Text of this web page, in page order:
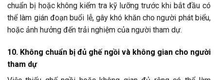
chuẩn bị hoặc không kiểm tra kỹ lưỡng trước khi bắt đầu có
thể làm gián đoạn buổi lễ, gây khó khăn cho người phát biểu,
hoặc ảnh hưởng đến trải nghiệm của người tham dự.
10. Không chuẩn bị đủ ghế ngồi và không gian cho người
tham dự